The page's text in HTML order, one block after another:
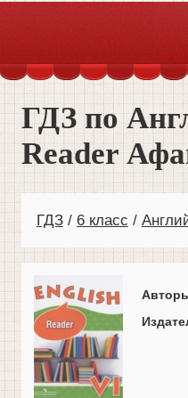
ГДЗ по
Reader
ГДЗ 6 класс